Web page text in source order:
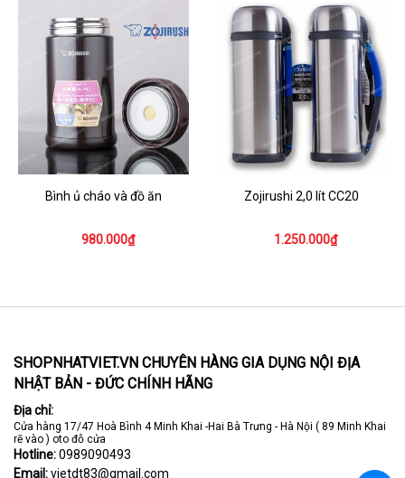
Bình ủ cháo và đồ ăn
980.000₫
Zojirushi 2,0 lít CC20
1.250.000₫
SHOPNHATVIET.VN CHUYÊN HÀNG GIA DỤNG NỘI ĐỊA
NHẬT BẢN - ĐỨC CHÍNH HÃNG
Địa chỉ:
Cửa hàng 17/47 Hoà Bình 4 Minh Khai -Hai Bà Trưng - Hà Nội ( 89 Minh Khai
rẽ vào ) oto đỗ cửa
Hotline:0989090493
Email:vietdt83@gmail.com